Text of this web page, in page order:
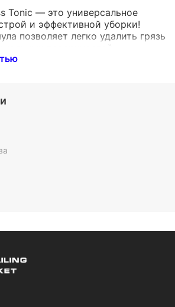
Tonic — это универсальное
и эффективной уборки!
позволяет легко удалить грязь
благодаря концентрации